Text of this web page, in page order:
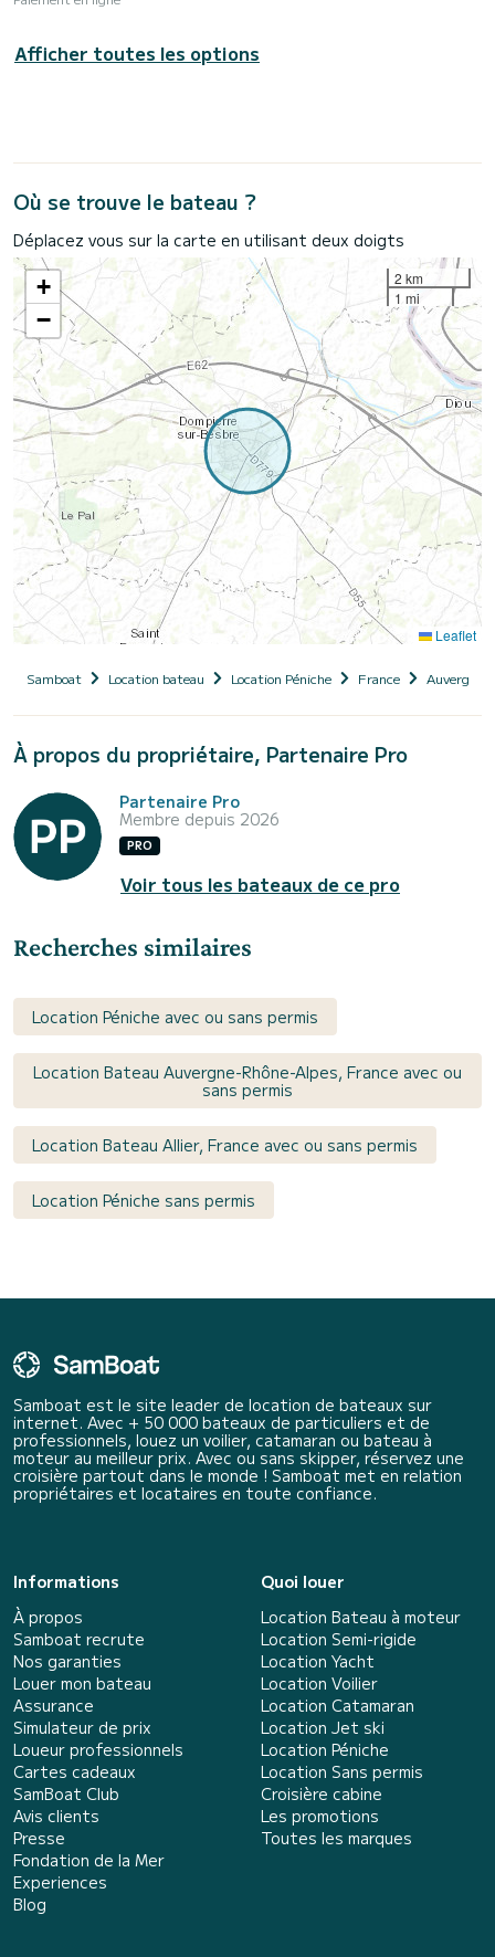
Afficher toutes les options
Où se trouve le bateau ?
Déplacez vous sur la carte en utilisant deux doigts
+
−
2 km
1 mi
Leaflet
Samboat Location bateau Location Péniche France Auvergne-
À propos du propriétaire, Partenaire Pro
Partenaire Pro
Membre depuis 2026
PRO
Voir tous les bateaux de ce pro
Recherches similaires
Location Péniche avec ou sans permis
Location Bateau Auvergne-Rhône-Alpes, France avec ou
sans permis
Location Bateau Allier, France avec ou sans permis
Location Péniche sans permis
Samboat est le site leader de location de bateaux sur
internet. Avec + 50 000 bateaux de particuliers et de
professionnels, louez un voilier, catamaran ou bateau à
moteur au meilleur prix. Avec ou sans skipper, réservez une
croisière partout dans le monde ! Samboat met en relation
propriétaires et locataires en toute confiance.
Informations
À propos
Samboat recrute
Nos garanties
Louer mon bateau
Assurance
Simulateur de prix
Loueur professionnels
Cartes cadeaux
SamBoat Club
Avis clients
Presse
Fondation de la Mer
Experiences
Blog
Quoi louer
Location Bateau à moteur
Location Semi-rigide
Location Yacht
Location Voilier
Location Catamaran
Location Jet ski
Location Péniche
Location Sans permis
Croisière cabine
Les promotions
Toutes les marques